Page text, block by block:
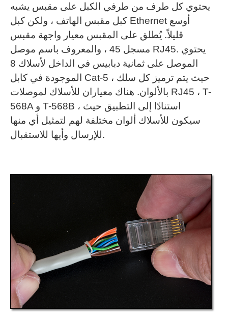
يحتوي كل طرف من طرفي الكبل على مقبس يشبه
كبل مقبس الهاتف ، ولكن كبل Ethernet أوسع
قليلاً.يُطلق على المقبس معيار واجهة مقبس
مسجل 45 ، والمعروف باسم موصل RJ45. يحتوي
الموصل على ثمانية دبابيس في الداخل لأسلاك 8
الموجودة في كابل Cat-5 ، حيث يتم ترميز كل سلك
بالألوان. هناك معياران للأسلاك لموصلات RJ45 ، T-
568A و T-568B ، استنادًا إلى التطبيق حيث
سيكون للأسلاك ألوان مختلفة لهم لتمثيل أي منها
للإرسال وأيها للاستقبال.